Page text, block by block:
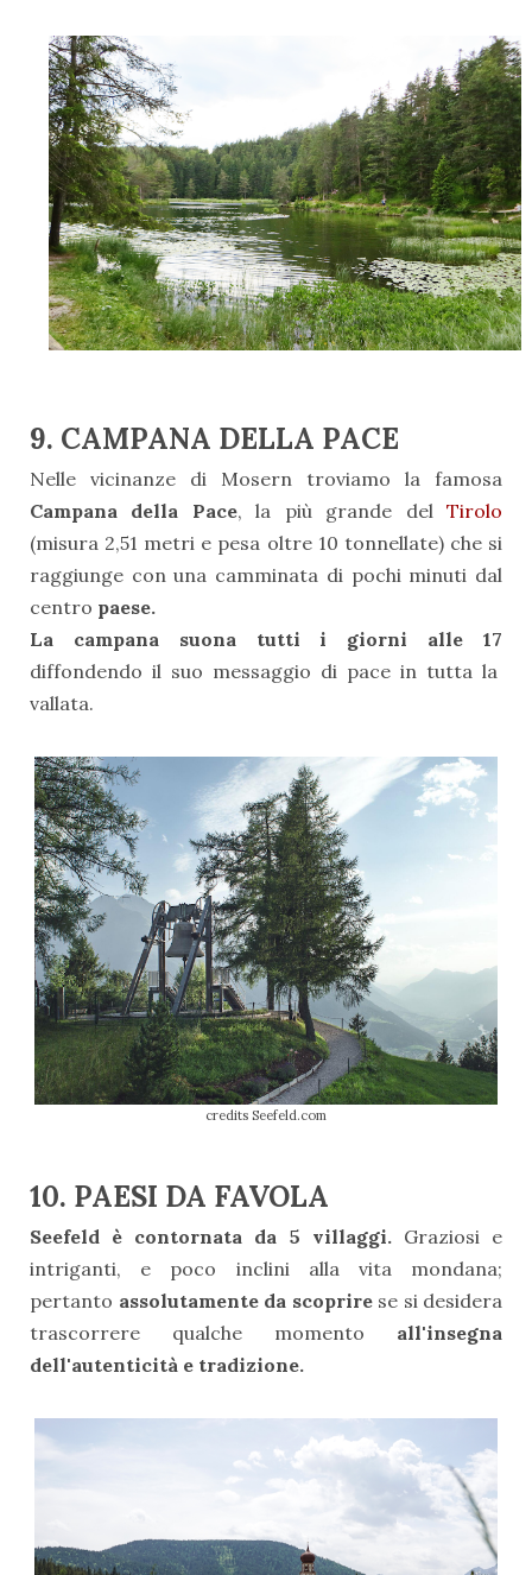
9. CAMPANA DELLA PACE
Nelle vicinanze di Mosern troviamo la famosa
Campana della Pace, la più grande delTirolo
(misura 2,51 metri e pesa oltre 10 tonnellate) che si
raggiunge con una camminata di pochi minuti dal
centro paese.
La campana suona tutti i giorni alle 17
diffondendo il suo messaggio di pace in tutta la
vallata.
credits Seefeld.com
10. PAESI DA FAVOLA
Seefeld è contornata da 5 villaggi.Graziosi e
intriganti, e poco inclini alla vita mondana;
pertanto assolutamente da scoprirese si desidera
trascorrere qualche momento all'insegna
dell'autenticità e tradizione.